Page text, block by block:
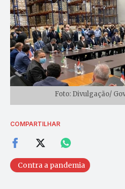
Foto: Divulgação/
COMPARTILHAR
Contra a pandemia